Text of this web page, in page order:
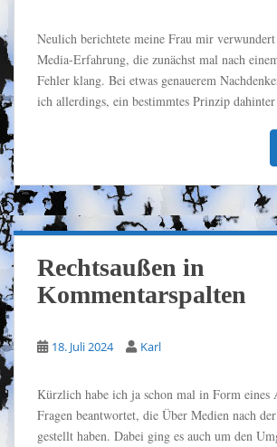
Neulich berichtete meine Frau mir
Media-Erfahrung, die zunächst mal nach
Fehler klang. Bei etwas genauerem
ich allerdings, ein bestimmtes Prinzip
Rechtsaußen in
Kommentarspalten
18. Juli 2024 Karl
Kürzlich habe ich ja schon mal in Form eines
Fragen beantwortet, die Über Medien nach
gestellt haben. Dabei ging es auch um den